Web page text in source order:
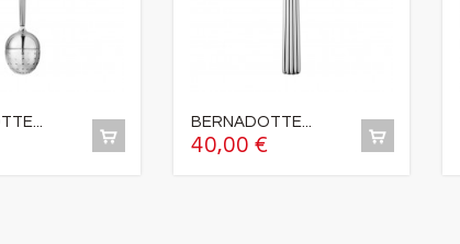
BERNADOTTE...
40,00 €